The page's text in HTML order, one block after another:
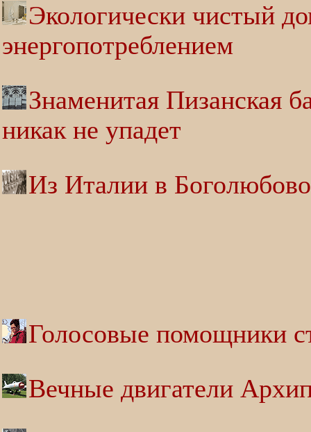
Экологически чистый
энергопотреблением
Знаменитая Пизанская
никак не упадет
Из Италии в
Голосовые помощники
Вечные двигатели